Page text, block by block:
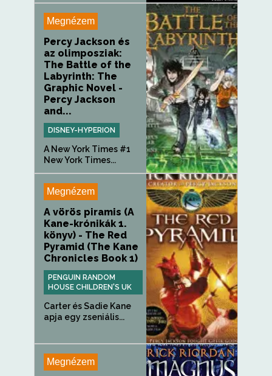
Megnézem
Percy Jackson és
az olimposziak:
The Battle of the
Labyrinth: The
Graphic Novel -
Percy Jackson
and...
DISNEY-HYPERION
A New York Times #1
New York Times...
Megnézem
A vörös piramis (A
Kane-krónikák 1.
könyv) - The Red
Pyramid (The Kane
Chronicles Book 1)
PENGUIN RANDOM
HOUSE CHILDREN'S UK
Carter és Sadie Kane
apja egy zseniális...
Megnézem